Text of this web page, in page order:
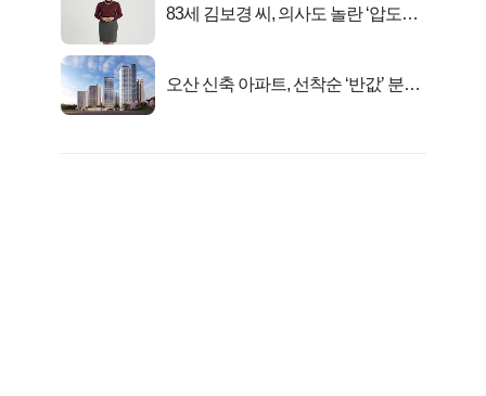
83세 김보경 씨, 의사도 놀란 ‘압도적
오산 신축 아파트, 선착순 ‘반값’ 분양